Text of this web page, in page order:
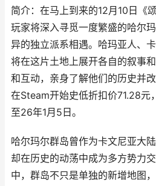
简介：在马上到来的12月10日《
玩家将深入寻觅一度繁盛的哈尔
异的独立派系相遇。哈玛亚人、
将在这片土地上展开各自的叙事
和互动，亲身了解他们的历史并
在Steam开始史低折扣价71.28元
至26年1月5日。
哈尔玛尔群岛曾作为卡文尼亚大
却在历史的动荡中成为多方势力
中，群岛不只是单独的新增地图